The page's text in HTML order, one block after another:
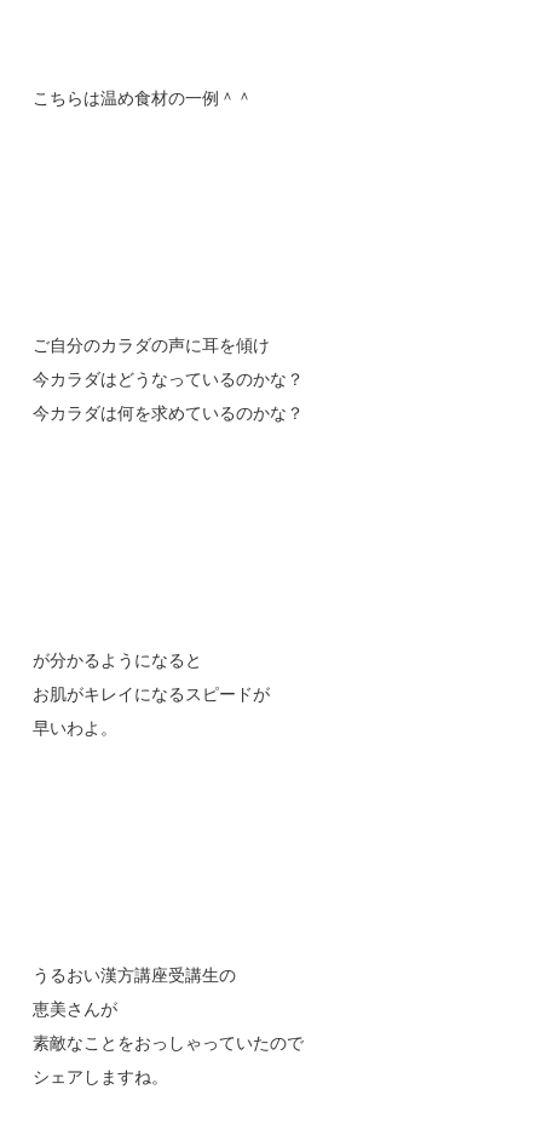
こちらは温め食材の一例＾＾
ご自分のカラダの声に耳を傾け
今カラダはどうなっているのかな？
今カラダは何を求めているのかな？
が分かるようになると
お肌がキレイになるスピードが
早いわよ。
うるおい漢方講座受講生の
恵美さんが
素敵なことをおっしゃっていたので
シェアしますね。